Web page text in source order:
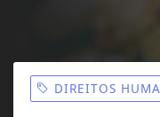
DIREITOS